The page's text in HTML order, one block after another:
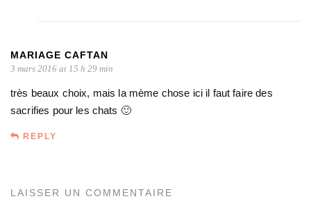
MARIAGE CAFTAN
3 mars 2016 at 15 h 29 min
très beaux choix, mais la mème chose ici il faut faire des
sacrifies pour les chats 🙂
REPLY
LAISSER UN COMMENTAIRE